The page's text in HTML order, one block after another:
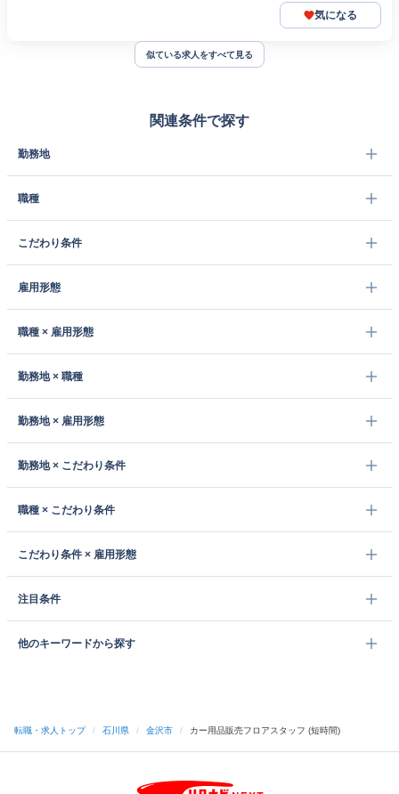
気になる
似ている求人をすべて見る
関連条件で探す
勤務地
職種
こだわり条件
雇用形態
職種 × 雇用形態
勤務地 × 職種
勤務地 × 雇用形態
勤務地 × こだわり条件
職種 × こだわり条件
こだわり条件 × 雇用形態
注目条件
他のキーワードから探す
転職・求人トップ / 石川県 / 金沢市 / カー用品販売フロアスタッフ (短時間)